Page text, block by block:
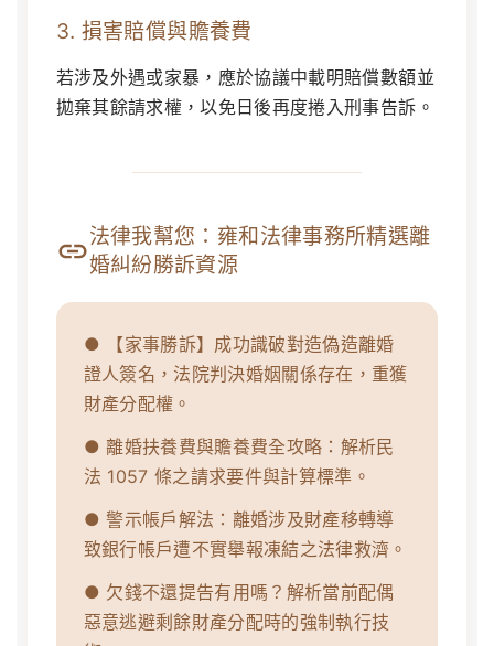
3. 損害賠償與贍養費
若涉及外遇或家暴，應於協議中載明賠償數額並
拋棄其餘請求權，以免日後再度捲入刑事告訴。
法律我幫您：雍和法律事務所精選離
婚糾紛勝訴資源
● 【家事勝訴】成功識破對造偽造離婚
證人簽名，法院判決婚姻關係存在，重獲
財產分配權。
● 離婚扶養費與贍養費全攻略：解析民
法 1057 條之請求要件與計算標準。
● 警示帳戶解法：離婚涉及財產移轉導
致銀行帳戶遭不實舉報凍結之法律救濟。
● 欠錢不還提告有用嗎？解析當前配偶
惡意逃避剩餘財產分配時的強制執行技